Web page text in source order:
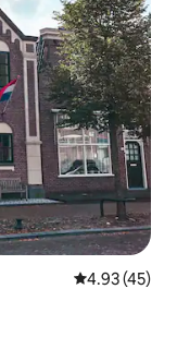
คะแนนเฉลี่ย
4.93 (45)